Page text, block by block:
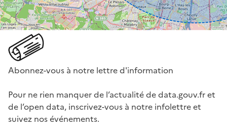
Abonnez-vous à notre lettre d'information
Pour ne rien manquer de l’actualité de data.gouv.fr et
de l’open data, inscrivez-vous à notre infolettre et
suivez nos événements.